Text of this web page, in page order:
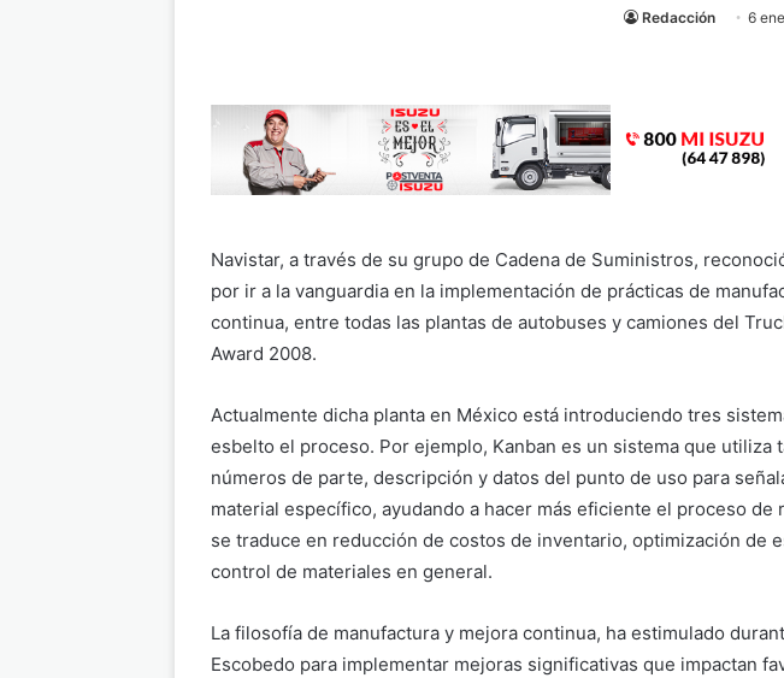
Redacción 6
Navistar, a través de su grupo de Cadena de Suministros,
por ir a la vanguardia en la implementación de prácticas de
continua, entre todas las plantas de autobuses y camiones del
Award 2008.
Actualmente dicha planta en México está introduciendo tres
esbelto el proceso. Por ejemplo, Kanban es un sistema que utiliza
números de parte, descripción y datos del punto de uso para
material específico, ayudando a hacer más eficiente el proceso de
se traduce en reducción de costos de inventario, optimización de
control de materiales en general.
La filosofía de manufactura y mejora continua, ha estimulado
Escobedo para implementar mejoras significativas que impactan